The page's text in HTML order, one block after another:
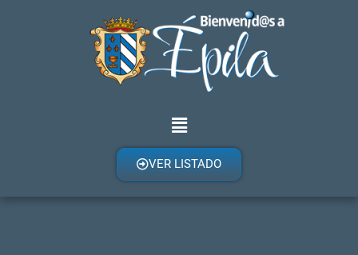
VER LISTADO